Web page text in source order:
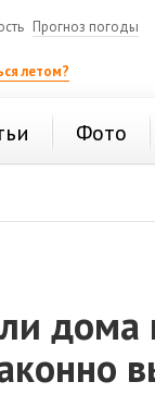
Прогноз погоды
летом?
Фото
дома